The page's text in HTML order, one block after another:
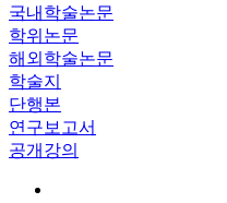
국내학술논문
학위논문
해외학술논문
학술지
단행본
연구보고서
공개강의